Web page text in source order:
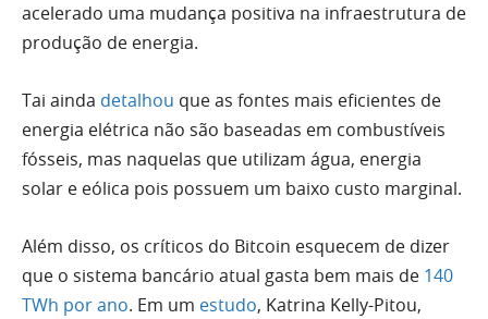
acelerado uma mudança positiva na infraestrutura de
produção de energia.
Tai ainda detalhou que as fontes mais eficientes de
energia elétrica não são baseadas em combustíveis
fósseis, mas naquelas que utilizam água, energia
solar e eólica pois possuem um baixo custo marginal.
Além disso, os críticos do Bitcoin esquecem de dizer
que o sistema bancário atual gasta bem mais de 140
TWh por ano. Em um estudo, Katrina Kelly-Pitou,